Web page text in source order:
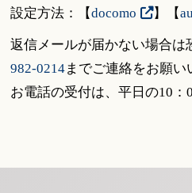
設定方法：【docomo 】【au
返信メールが届かない場合は
982-0214までご連絡をお願い
お電話の受付は、平日の10：